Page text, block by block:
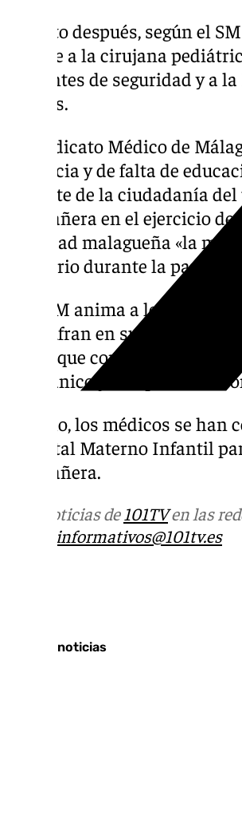
Un rato después, según el
muerte a la cirujana
vigilantes de seguridad y a
hechos.
El Sindicato Médico de
violencia y de falta de
de parte de la ciudadanía
compañera en el ejercicio
sociedad malagueña «la
sanitario durante la
El SMM anima a los
que sufran en su puesto de
habrá que combatir con
antipánico y campañas de
Por ello, los médicos se
Hospital Materno Infantil
compañera.
Más noticias de 101TVen las
informativos@101tv.es
Últimas noticias